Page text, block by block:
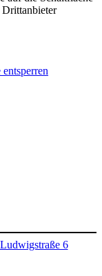
Drittanbieter
6